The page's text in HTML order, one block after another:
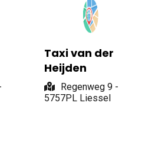
Taxi van der
Heijden
Regenweg 9 -
5757PL Liessel